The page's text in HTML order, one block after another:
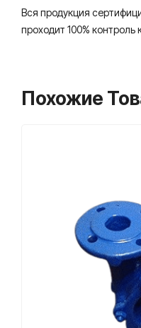
Вся продукция
проходит 100% контроль
Похожие